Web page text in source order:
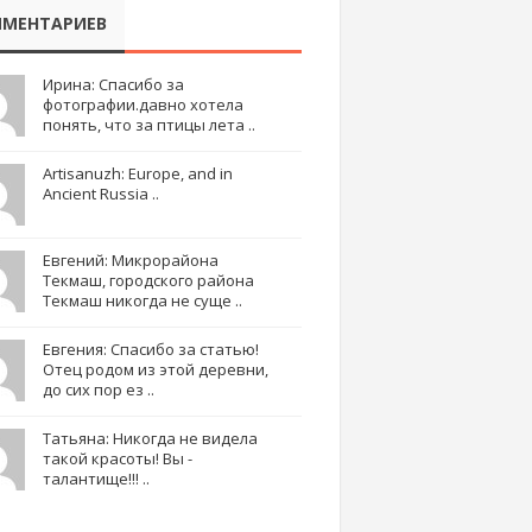
Ирина: Спасибо за
фотографии.давно хотела
понять, что за птицы лета ..
Artisanuzh: Europe, and in
Ancient Russia ..
Евгений: Микрорайона
Текмаш, городского района
Текмаш никогда не суще ..
Евгения: Спасибо за статью!
Отец родом из этой деревни,
до сих пор ез ..
Татьяна: Никогда не видела
такой красоты! Вы -
талантище!!! ..